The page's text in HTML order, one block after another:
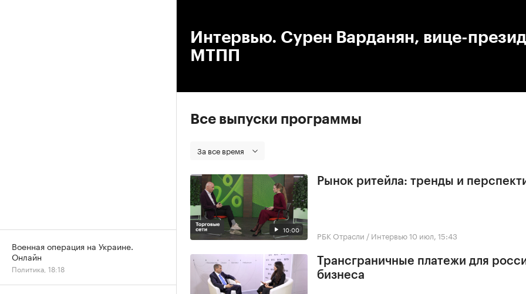
Интервью. Сурен Варданян, вице-
МТПП
Все выпуски программы
За все время
10:00
Рынок ритейла: тренды и
РБК Отрасли / Интервью10 июл, 15:43
Трансграничные платежи для
бизнеса
Военная операция на Украине.
Онлайн
Политика, 18:18